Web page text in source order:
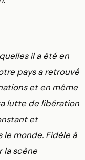
il a été en
pays a retrouvé
et en même
lutte de libération
et
le monde. Fidèle à
la scène